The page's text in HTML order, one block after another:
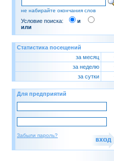
не набирайте окончания слов
Условие поиска:
и
или
Статистика посещений
за месяц
за неделю
за сутки
Для предприятий
Забыли пароль?